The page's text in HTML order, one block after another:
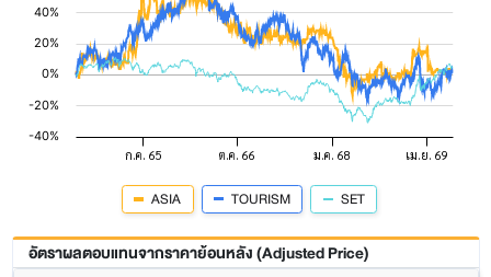
ASIA TOURISM SET
อัตราผลตอบแทนจากราคาย้อนหลัง (Adjusted Price)